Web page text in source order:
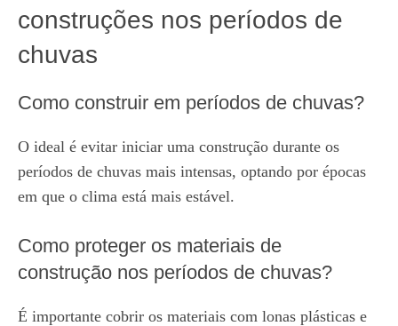
construções nos períodos de
chuvas
Como construir em períodos de chuvas?
O ideal é evitar iniciar uma construção durante os
períodos de chuvas mais intensas, optando por épocas
em que o clima está mais estável.
Como proteger os materiais de
construção nos períodos de chuvas?
É importante cobrir os materiais com lonas plásticas e